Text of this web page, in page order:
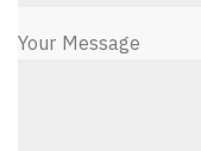
Your Message